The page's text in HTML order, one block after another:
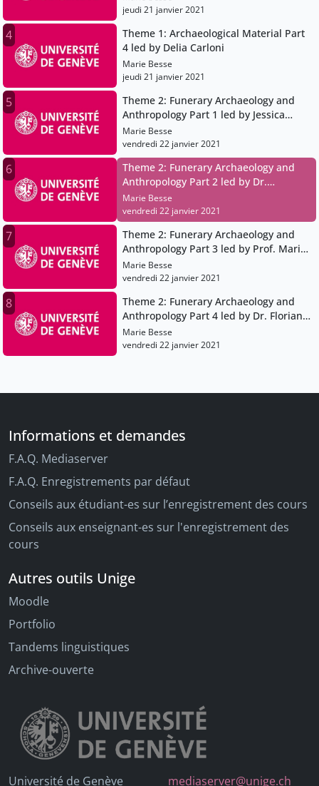
jeudi 21 janvier 2021
4
Theme 1: Archaeological Material Part
4 led by Delia Carloni
Marie Besse
jeudi 21 janvier 2021
5
Theme 2: Funerary Archaeology and
Anthropology Part 1 led by Jessica
Ryan-Despraz
Marie Besse
vendredi 22 janvier 2021
6
Theme 2: Funerary Archaeology and
Anthropology Part 2 led by Dr.
Claudine Abegg
Marie Besse
vendredi 22 janvier 2021
7
Theme 2: Funerary Archaeology and
Anthropology Part 3 led by Prof. Marie
Besse
Marie Besse
vendredi 22 janvier 2021
8
Theme 2: Funerary Archaeology and
Anthropology Part 4 led by Dr. Florian
Cousseau
Marie Besse
vendredi 22 janvier 2021
Informations et demandes
F.A.Q. Mediaserver
F.A.Q. Enregistrements par défaut
Conseils aux étudiant-es sur l’enregistrement des cours
Conseils aux enseignant-es sur l'enregistrement des
cours
Autres outils Unige
Moodle
Portfolio
Tandems linguistiques
Archive-ouverte
Université de Genève mediaserver@unige.ch